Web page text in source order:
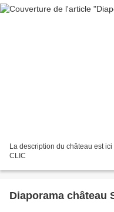
La description du château est
CLIC
Diaporama château